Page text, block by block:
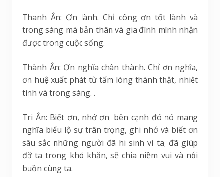
Thanh Ân: Ơn lành. Chỉ công ơn tốt lành và
trong sáng mà bản thân và gia đình mình nhận
được trong cuộc sống.
Thành Ân: Ơn nghĩa chân thành. Chỉ ơn nghĩa,
ơn huệ xuất phát từ tấm lòng thành thật, nhiệt
tình và trong sáng. .
Tri Ân: Biết ơn, nhớ ơn, bên cạnh đó nó mang
nghĩa biểu lộ sự trân trọng, ghi nhớ và biết ơn
sâu sắc những người đã hi sinh vì ta, đã giúp
đỡ ta trong khó khăn, sẽ chia niềm vui và nỗi
buồn cùng ta.